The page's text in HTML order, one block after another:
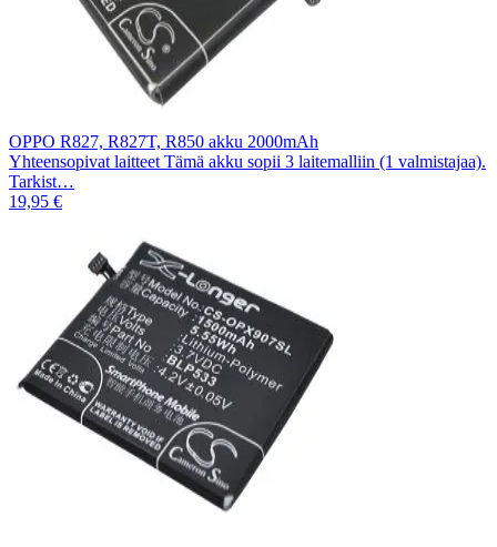
OPPO R827, R827T, R850 akku 2000mAh
Yhteensopivat laitteet Tämä akku sopii 3 laitemalliin (1 valmistajaa).
Tarkist…
19,95 €